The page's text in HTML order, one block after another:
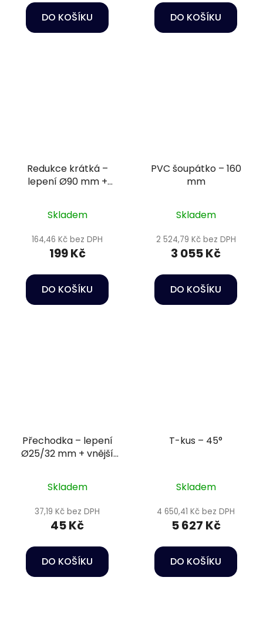
DO KOŠÍKU DO KOŠÍKU
Redukce krátká –
lepení Ø90 mm +
Skladem
164,46 Kč bez DPH
199 Kč
DO KOŠÍKU
PVC šoupátko – 160
mm
Skladem
2 524,79 Kč bez DPH
3 055 Kč
DO KOŠÍKU
Přechodka – lepení
Ø25/32 mm + vnější
Skladem
37,19 Kč bez DPH
45 Kč
DO KOŠÍKU
T-kus – 45°
Skladem
4 650,41 Kč bez DPH
5 627 Kč
DO KOŠÍKU